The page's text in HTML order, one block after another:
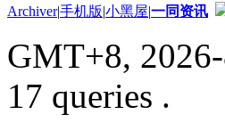
Archiver|手机版|小黑屋|一同资讯
GMT+8,
17 queries .